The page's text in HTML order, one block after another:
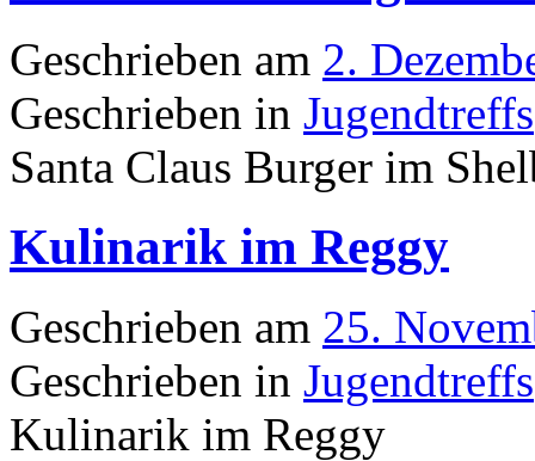
Geschrieben am 2.
Geschrieben in Jugendtreffs
Santa Claus Burger im
Kulinarik im Reggy
Geschrieben am 25.
Geschrieben in Jugendtreffs
Kulinarik im Reggy